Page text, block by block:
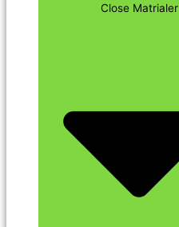
Close Matrialer